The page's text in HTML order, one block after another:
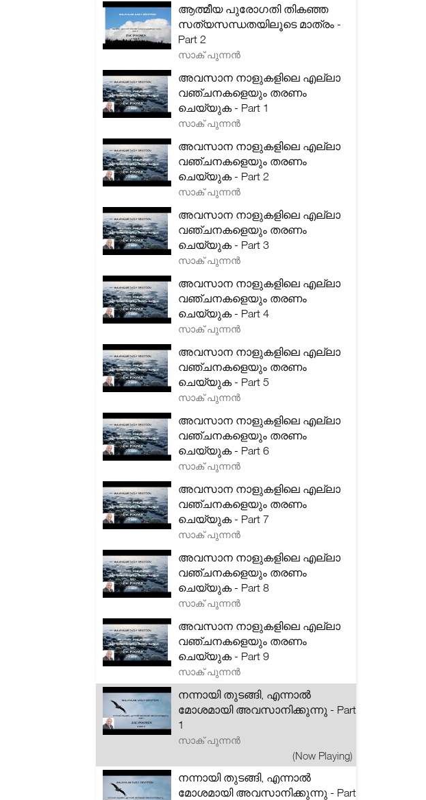
ആത്മീയ പുരോഗതി തികഞ്ഞ
സത്യസന്ധതയിലൂടെ മാത്രം -
Part 2
സാക് പുന്നൻ
അവസാന നാളുകളിലെ എല്ലാ
വഞ്ചനകളെയും തരണം
ചെയ്യുക - Part 1
സാക് പുന്നൻ
അവസാന നാളുകളിലെ എല്ലാ
വഞ്ചനകളെയും തരണം
ചെയ്യുക - Part 2
സാക് പുന്നൻ
അവസാന നാളുകളിലെ എല്ലാ
വഞ്ചനകളെയും തരണം
ചെയ്യുക - Part 3
സാക് പുന്നൻ
അവസാന നാളുകളിലെ എല്ലാ
വഞ്ചനകളെയും തരണം
ചെയ്യുക - Part 4
സാക് പുന്നൻ
അവസാന നാളുകളിലെ എല്ലാ
വഞ്ചനകളെയും തരണം
ചെയ്യുക - Part 5
സാക് പുന്നൻ
അവസാന നാളുകളിലെ എല്ലാ
വഞ്ചനകളെയും തരണം
ചെയ്യുക - Part 6
സാക് പുന്നൻ
അവസാന നാളുകളിലെ എല്ലാ
വഞ്ചനകളെയും തരണം
ചെയ്യുക - Part 7
സാക് പുന്നൻ
അവസാന നാളുകളിലെ എല്ലാ
വഞ്ചനകളെയും തരണം
ചെയ്യുക - Part 8
സാക് പുന്നൻ
അവസാന നാളുകളിലെ എല്ലാ
വഞ്ചനകളെയും തരണം
ചെയ്യുക - Part 9
സാക് പുന്നൻ
നന്നായി തുടങ്ങി, എന്നാൽ
മോശമായി അവസാനിക്കുന്നു - Part
1
സാക് പുന്നൻ
(Now Playing)
നന്നായി തുടങ്ങി, എന്നാൽ
മോശമായി അവസാനിക്കുന്നു - Part